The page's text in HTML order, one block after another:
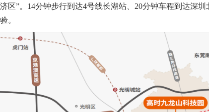
济区”。14分钟步行到达4号线长湖站、20分钟车程到达深
验。